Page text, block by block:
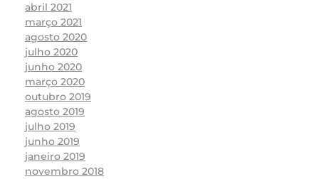
abril 2021
março 2021
agosto 2020
julho 2020
junho 2020
março 2020
outubro 2019
agosto 2019
julho 2019
junho 2019
janeiro 2019
novembro 2018